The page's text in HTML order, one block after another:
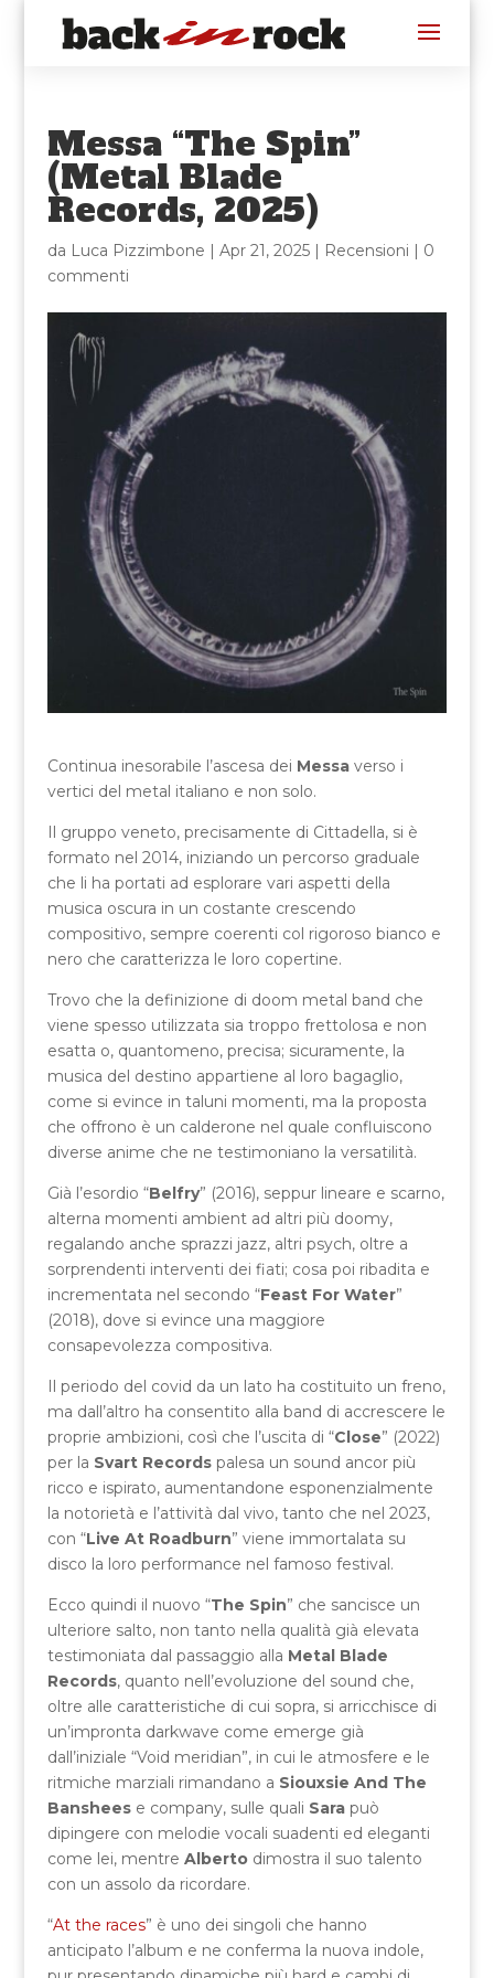
Messa “The Spin”
(Metal Blade
Records, 2025)
da Luca Pizzimbone | Apr 21, 2025| Recensioni | 0
commenti
Continua inesorabile l’ascesa dei Messaverso i
vertici del metal italiano e non solo.
Il gruppo veneto, precisamente di Cittadella, si è
formato nel 2014, iniziando un percorso graduale
che li ha portati ad esplorare vari aspetti della
musica oscura in un costante crescendo
compositivo, sempre coerenti col rigoroso bianco e
nero che caratterizza le loro copertine.
Trovo che la definizione di doom metal band che
viene spesso utilizzata sia troppo frettolosa e non
esatta o, quantomeno, precisa; sicuramente, la
musica del destino appartiene al loro bagaglio,
come si evince in taluni momenti, ma la proposta
che offrono è un calderone nel quale confluiscono
diverse anime che ne testimoniano la versatilità.
Già l’esordio “Belfry” (2016), seppur lineare e scarno,
alterna momenti ambient ad altri più doomy,
regalando anche sprazzi jazz, altri psych, oltre a
sorprendenti interventi dei fiati; cosa poi ribadita e
incrementata nel secondo “Feast For Water”
(2018), dove si evince una maggiore
consapevolezza compositiva.
Il periodo del covid da un lato ha costituito un freno,
ma dall’altro ha consentito alla band di accrescere le
proprie ambizioni, così che l’uscita di “Close” (2022)
per la Svart Recordspalesa un sound ancor più
ricco e ispirato, aumentandone esponenzialmente
la notorietà e l’attività dal vivo, tanto che nel 2023,
con “Live At Roadburn” viene immortalata su
disco la loro performance nel famoso festival.
Ecco quindi il nuovo “The Spin” che sancisce un
ulteriore salto, non tanto nella qualità già elevata
testimoniata dal passaggio alla Metal Blade
Records, quanto nell’evoluzione del sound che,
oltre alle caratteristiche di cui sopra, si arricchisce di
un’impronta darkwave come emerge già
dall’iniziale “Void meridian”, in cui le atmosfere e le
ritmiche marziali rimandano a Siouxsie And The
Bansheese company, sulle quali Sarapuò
dipingere con melodie vocali suadenti ed eleganti
come lei, mentre Albertodimostra il suo talento
con un assolo da ricordare.
“At the races” è uno dei singoli che hanno
anticipato l’album e ne conferma la nuova indole,